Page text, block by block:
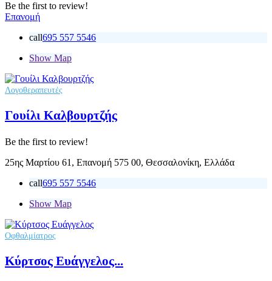
Be the first to review!
Επανομή
call695 557 5546
Show Map
Λογοθεραπευτές
Γουίλι Καλβουρτζής
Be the first to review!
25ης Μαρτίου 61, Επανομή 575 00, Θεσσαλονίκη, Ελλάδα
call695 557 5546
Show Map
Οφθαλμίατρος
Κύρτσος Ευάγγελος...